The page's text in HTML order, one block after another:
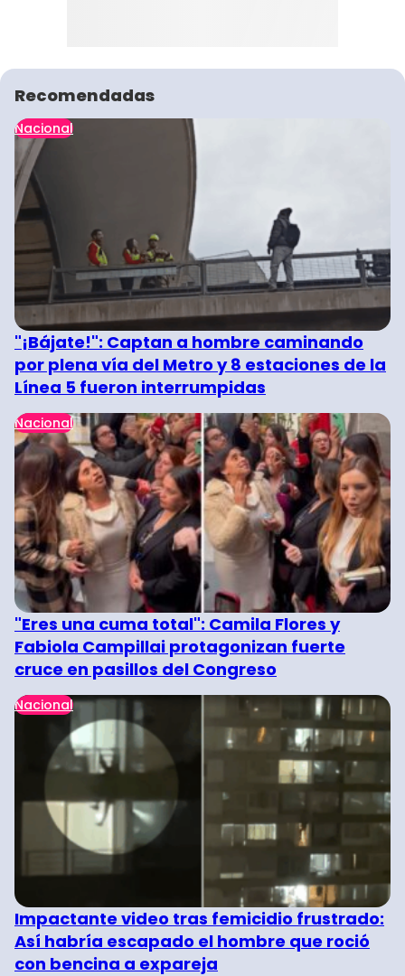
Recomendadas
Nacional
"¡Bájate!": Captan a hombre caminando
por plena vía del Metro y 8 estaciones de la
Línea 5 fueron interrumpidas
Nacional
"Eres una cuma total": Camila Flores y
Fabiola Campillai protagonizan fuerte
cruce en pasillos del Congreso
Nacional
Impactante video tras femicidio frustrado:
Así habría escapado el hombre que roció
con bencina a expareja